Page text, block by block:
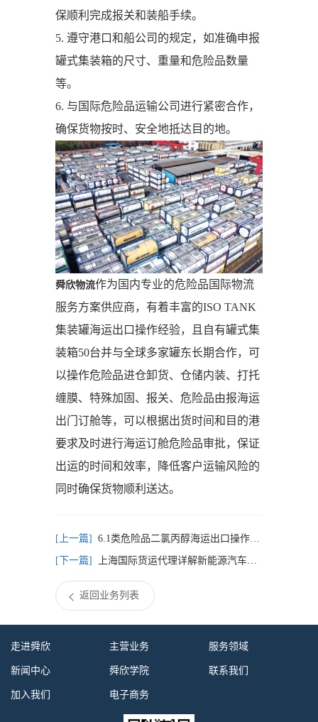
保顺利完成报关和装船手续。
5. 遵守港口和船公司的规定，如准确申报
罐式集装箱的尺寸、重量和危险品数量
等。
6. 与国际危险品运输公司进行紧密合作，
确保货物按时、安全地抵达目的地。
舜欣物流作为国内专业的危险品国际物流
服务方案供应商，有着丰富的ISO TANK
集装罐海运出口操作经验，且自有罐式集
装箱50台并与全球多家罐东长期合作，可
以操作危险品进仓卸货、仓储内装、打托
缠膜、特殊加固、报关、危险品由报海运
出门订舱等，可以根据出货时间和目的港
要求及时进行海运订舱危险品审批，保证
出运的时间和效率，降低客户运输风险的
同时确保货物顺利送达。
6.1类危险品二氯丙醇海运出口操作流程及海运价格查询
上海国际货运代理详解新能源汽车出口海运订舱和经验分享
返回业务列表
走进舜欣 主营业务 服务领域
新闻中心 舜欣学院 联系我们
加入我们 电子商务